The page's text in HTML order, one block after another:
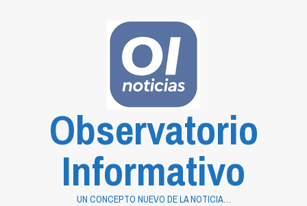
Observatorio
Informativo
UN CONCEPTO NUEVO DE LA NOTICIA…